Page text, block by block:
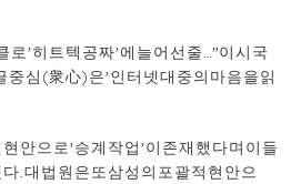
’히트텍공짜’에늘어선줄…”이시국
중심(衆心)은’인터넷대중의마음을읽
안으로’승계작업’이존재했다며이들
.대법원은또삼성의포괄적현안으